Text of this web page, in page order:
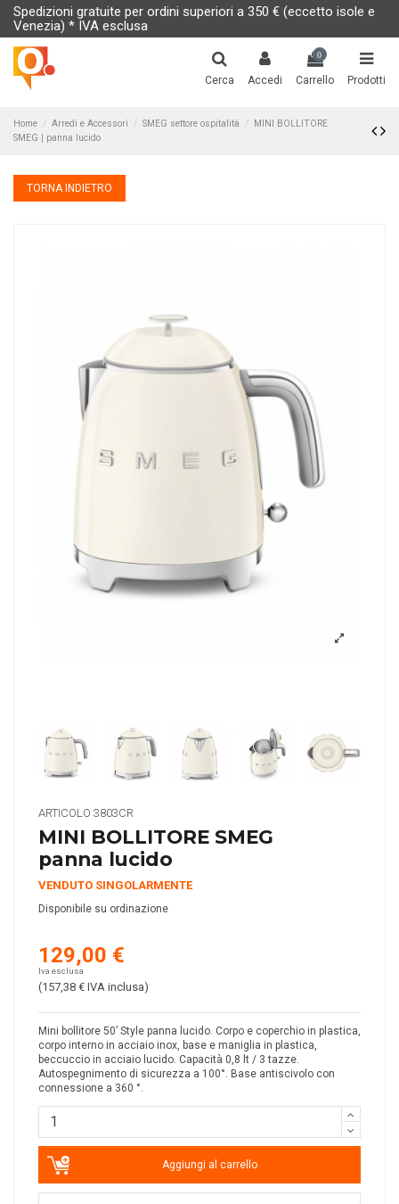
Spedizioni gratuite per ordini superiori a 350 € (eccetto isole e
Venezia) * IVA esclusa
Cerca Accedi
0
Carrello Prodotti
Home Arredi e Accessori SMEG settore ospitalità
MINI BOLLITORE
SMEG | panna lucido
TORNA INDIETRO
ARTICOLO 3803CR
MINI BOLLITORE SMEG
panna lucido
VENDUTO SINGOLARMENTE
Disponibile su ordinazione
129,00 €
Iva esclusa
(157,38 € IVA inclusa)
Mini bollitore 50’ Style panna lucido. Corpo e coperchio in plastica,
corpo interno in acciaio inox, base e maniglia in plastica,
beccuccio in acciaio lucido. Capacità 0,8 lt / 3 tazze.
Autospegnimento di sicurezza a 100°. Base antiscivolo con
connessione a 360 °.
Aggiungi al carrello